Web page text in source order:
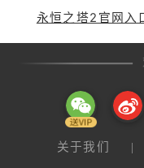
永恒之塔2官网入
关于我们 |